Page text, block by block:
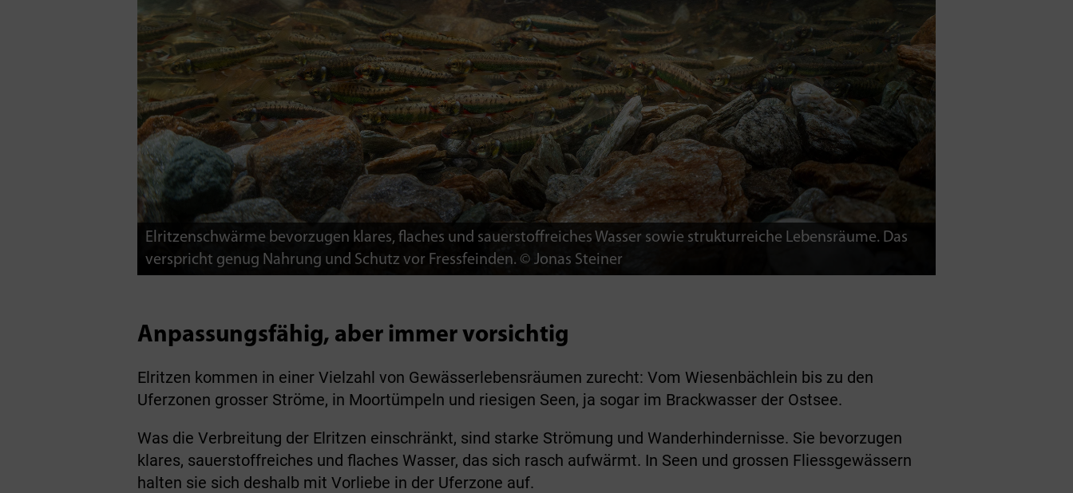
Elritzenschwärme bevorzugen klares, flaches und sauerstoffreiches Wasser sowie strukturreiche Lebensräume. Das
verspricht genug Nahrung und Schutz vor Fressfeinden. © Jonas Steiner
Anpassungsfähig, aber immer vorsichtig
Elritzen kommen in einer Vielzahl von Gewässerlebensräumen zurecht: Vom Wiesenbächlein bis zu den
Uferzonen grosser Ströme, in Moortümpeln und riesigen Seen, ja sogar im Brackwasser der Ostsee.
Was die Verbreitung der Elritzen einschränkt, sind starke Strömung und Wanderhindernisse. Sie bevorzugen
klares, sauerstoffreiches und flaches Wasser, das sich rasch aufwärmt. In Seen und grossen Fliessgewässern
halten sie sich deshalb mit Vorliebe in der Uferzone auf.